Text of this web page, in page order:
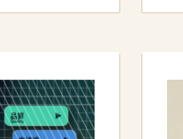
規模）を運